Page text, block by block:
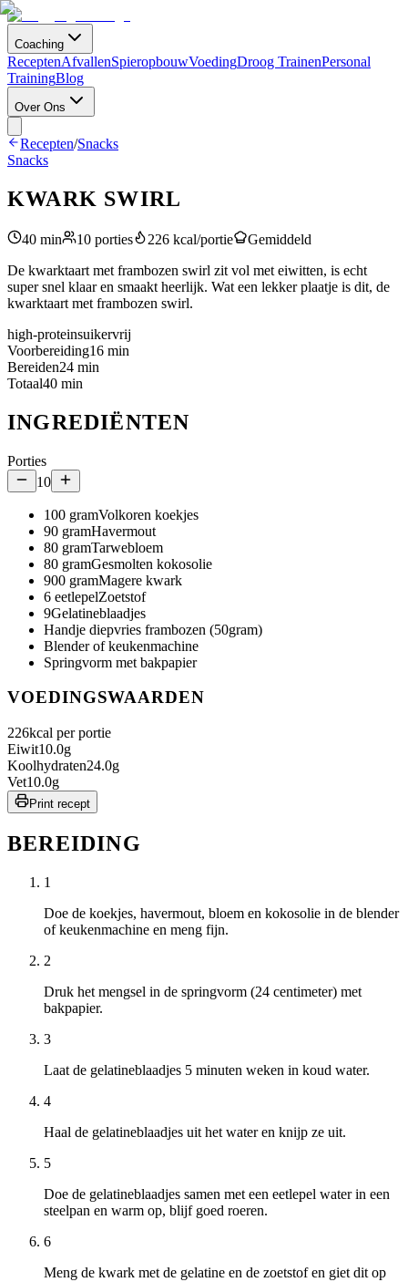
Coaching
ReceptenAfvallenSpieropbouwVoedingDroog TrainenPersonal
TrainingBlog
Over Ons
Recepten/Snacks
Snacks
KWARK SWIRL
40 min 10 porties 226 kcal/portie
Gemiddeld
De kwarktaart met frambozen swirl zit vol met eiwitten, is echt
super snel klaar en smaakt heerlijk. Wat een lekker plaatje is dit, de
kwarktaart met frambozen swirl.
high-proteinsuikervrij
Voorbereiding16 min
Bereiden24 min
Totaal40 min
INGREDIËNTEN
Porties
10
100 gramVolkoren koekjes
90 gramHavermout
80 gramTarwebloem
80 gramGesmolten kokosolie
900 gramMagere kwark
6 eetlepelZoetstof
9Gelatineblaadjes
Handje diepvries frambozen (50gram)
Blender of keukenmachine
Springvorm met bakpapier
VOEDINGSWAARDEN
226kcal per portie
Eiwit10.0g
Koolhydraten24.0g
Vet10.0g
Print recept
BEREIDING
1
Doe de koekjes, havermout, bloem en kokosolie in de blender
of keukenmachine en meng fijn.
2
Druk het mengsel in de springvorm (24 centimeter) met
bakpapier.
3
Laat de gelatineblaadjes 5 minuten weken in koud water.
4
Haal de gelatineblaadjes uit het water en knijp ze uit.
5
Doe de gelatineblaadjes samen met een eetlepel water in een
steelpan en warm op, blijf goed roeren.
6
Meng de kwark met de gelatine en de zoetstof en giet dit op